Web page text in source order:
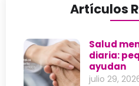
Artículos
Salud
diaria:
ayudan
julio 29,